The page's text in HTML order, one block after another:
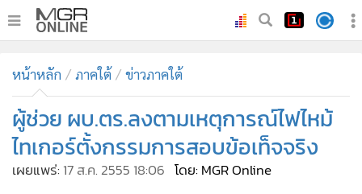
ทันเหตุการณ์
• ภาคใต้
• ภูมิภาค
Online Section
หน้าหลัก ภาคใต้ ข่าวภาคใต้
ผู้ช่วย ผบ.ตร.ลงตามเหตุการณ์ไฟไหม้
ไทเกอร์ตั้งกรรมการสอบข้อเท็จจริง
เผยแพร่: 17 ส.ค. 2555 18:06 โดย: MGR Online